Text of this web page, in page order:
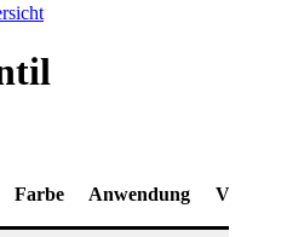
Farbe Anwendung VPE